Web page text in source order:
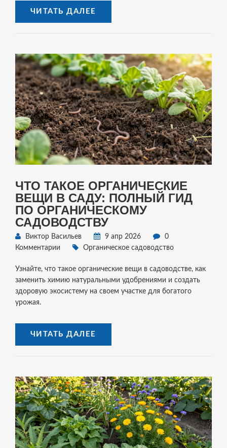
ЧИТАТЬ ДАЛЕЕ
ЧТО ТАКОЕ ОРГАНИЧЕСКИЕ
ВЕЩИ В САДУ: ПОЛНЫЙ ГИД
ПО ОРГАНИЧЕСКОМУ
САДОВОДСТВУ
Виктор Васильев 9 апр 2026
0
Комментарии
Органическое садоводство
Узнайте, что такое органические вещи в садоводстве, как
заменить химию натуральными удобрениями и создать
здоровую экосистему на своем участке для богатого
урожая.
ЧИТАТЬ ДАЛЕЕ